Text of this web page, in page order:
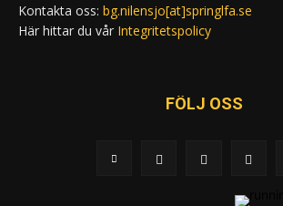
Kontakta oss: bg.nilensjo[at]springlfa.se
Här hittar du vår Integritetspolicy
FÖLJ OSS